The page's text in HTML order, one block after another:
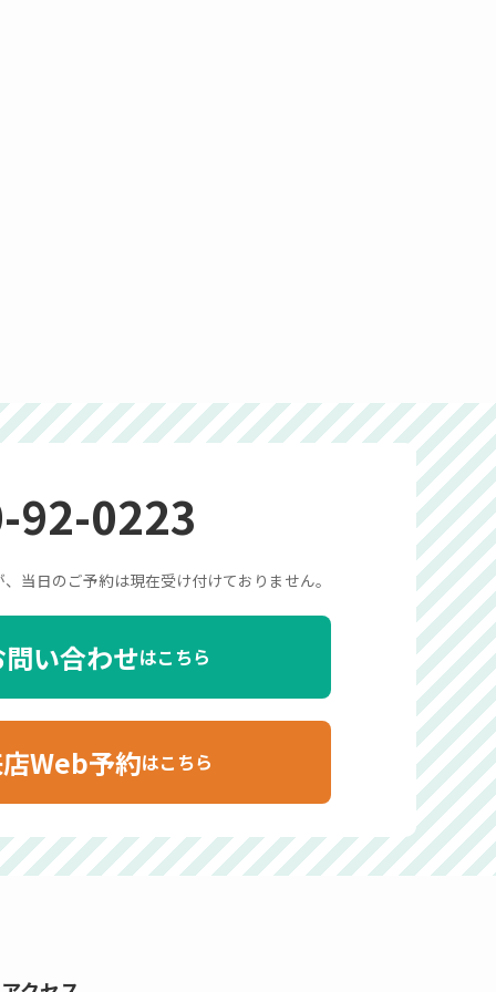
92-0223
当日のご予約は現在受け付けておりません。
い合わせはこちら
Web予約はこちら